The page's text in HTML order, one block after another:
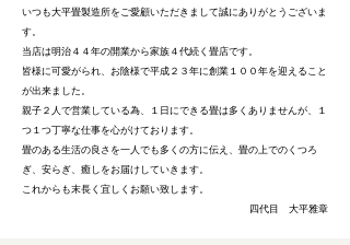
いつも大平畳製造所をご愛顧いただきまして誠にありがとうございま
す。
当店は明治４４年の開業から家族４代続く畳店です。
皆様に可愛がられ、お陰様で平成２３年に創業１００年を迎えること
が出来ました。
親子２人で営業している為、１日にできる畳は多くありませんが、１
つ１つ丁寧な仕事を心がけております。
畳のある生活の良さを一人でも多くの方に伝え、畳の上でのくつろ
ぎ、安らぎ、癒しをお届けしていきます。
これからも末長く宜しくお願い致します。
四代目 大平雅章